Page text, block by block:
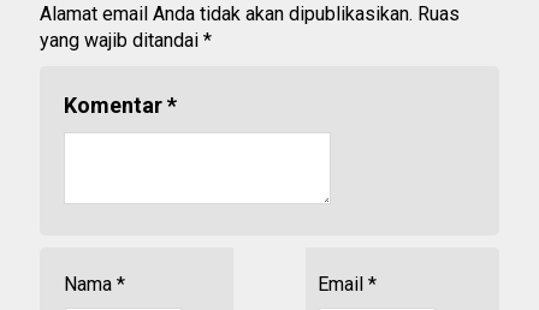
Alamat email Anda tidak akan dipublikasikan. Ruas
yang wajib ditandai *
Komentar*
Nama * Email *